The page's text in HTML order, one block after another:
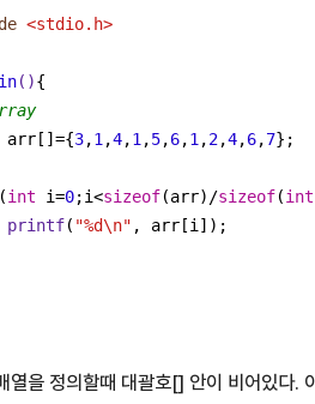
<stdio.h>
(){
arr[]={3,1 ,4,1 ,5,6,1 ,2,4,6,7};
(int i=0;i<sizeof(arr)/sizeof(int
printf( "%d\n" , arr[i]);
열을 정의할때 대괄호[] 안이 비어있다.